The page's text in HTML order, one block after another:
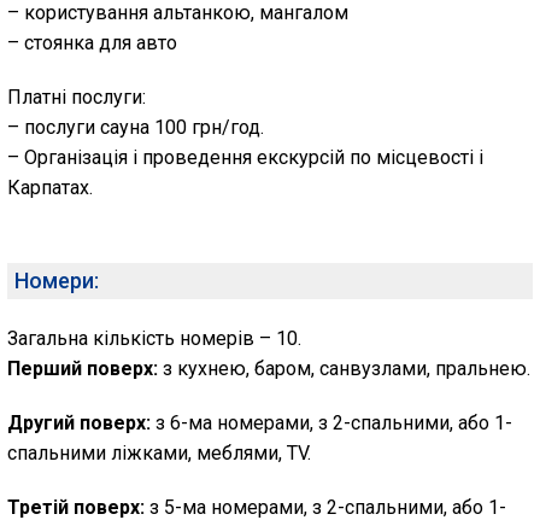
– користування альтанкою, мангалом
– стоянка для авто
Платні послуги:
– послуги сауна 100 грн/год.
– Організація і проведення екскурсій по місцевості і
Карпатах.
Номери:
Загальна кількість номерів – 10.
Перший поверх: з кухнею, баром, санвузлами, пральнею.
Другий поверх: з 6-ма номерами, з 2-спальними, або 1-
спальними ліжками, меблями, TV.
Третій поверх: з 5-ма номерами, з 2-спальними, або 1-